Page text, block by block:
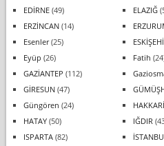
EDİRNE(49) ELAZIĞ
ERZİNCAN(14)
Esenler(25)
Eyüp (26) Fatih
GAZİANTEP (112)
GİRESUN(47)
Güngören (24) HAKKARİ
HATAY(50) IĞDIR
ISPARTA(82)